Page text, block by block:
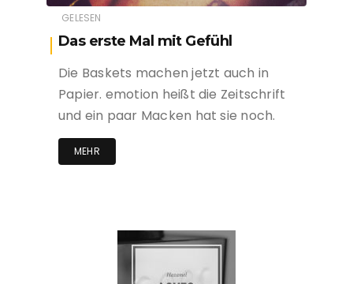
GELESEN
Das erste Mal mit Gefühl
Die Baskets machen jetzt auch in
Papier. emotion heißt die Zeitschrift
und ein paar Macken hat sie noch.
MEHR